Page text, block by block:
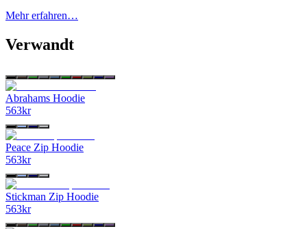
Mehr erfahren…
Verwandt
Abrahams Hoodie
563kr
Peace Zip Hoodie
563kr
Stickman Zip Hoodie
563kr